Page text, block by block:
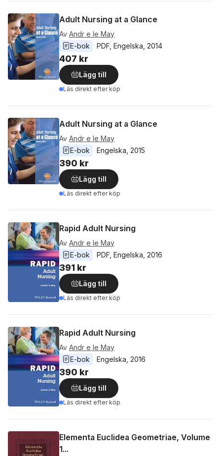
Adult Nursing at a Glance
Av Andr e le May
E-bok
PDF Engelska 2014
407 kr
Lägg till
Läs direkt efter köp
Adult Nursing at a Glance
Av Andr e le May
E-bok
Engelska 2015
390 kr
Lägg till
Läs direkt efter köp
Rapid Adult Nursing
Av Andr e le May
E-bok
PDF Engelska 2016
391 kr
Lägg till
Läs direkt efter köp
Rapid Adult Nursing
Av Andr e le May
E-bok
Engelska 2016
390 kr
Lägg till
Läs direkt efter köp
Elementa Euclidea Geometriae, Volume
1...